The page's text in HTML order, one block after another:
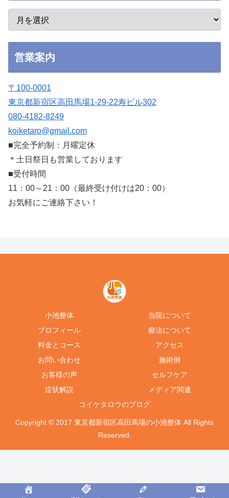
営業案内
〒100-0001
東京都新宿区高田馬場1-29-22寿ビル302
080-4182-8249
koiketaro@gmail.com
■完全予約制：月曜定休
＊土日祭日も営業しております
■受付時間
11：00～21：00（最終受け付けは20：00）
お気軽にご連絡下さい！
小池整体
当院について
プロフィール
療法について
料金とコース
アクセス
お問い合わせ
施術例
お客様の声
セルフケア
症状解説
メディア関連
コイケタロウのブログ
Copyright © 2017 東京都新宿区高田馬場の小池整体 All Rights
Reserved.